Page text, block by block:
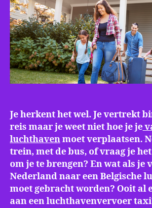
Je herkent het wel. Je vertrekt
reis maar je weet niet hoe je je
luchthavenmoet verplaatsen.
trein, met de bus, of vraag je
om je te brengen? En wat als je
Nederland naar een Belgische
moet gebracht worden? Ooit al
aan een luchthavenvervoer